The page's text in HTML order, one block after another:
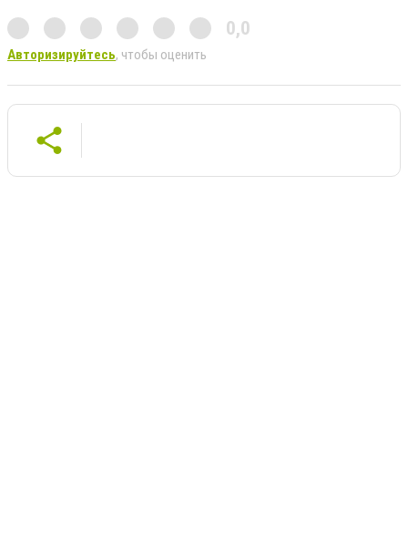
0,0
Авторизируйтесь, чтобы оценить